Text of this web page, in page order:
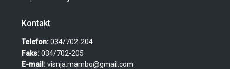
Kontakt
Telefon:034/702-204
Faks:034/702-205
E-mail:visnja.mambo@gmail.com